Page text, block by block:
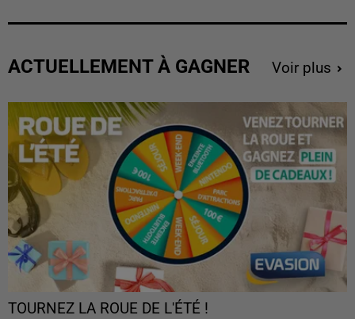
ACTUELLEMENT À GAGNER Voir plus
TOURNEZ LA ROUE DE L'ÉTÉ !